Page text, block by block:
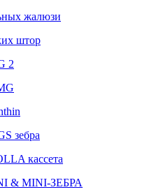
жалюзи
штор
2
зебра
кассета
& MINI-ЗЕБРА